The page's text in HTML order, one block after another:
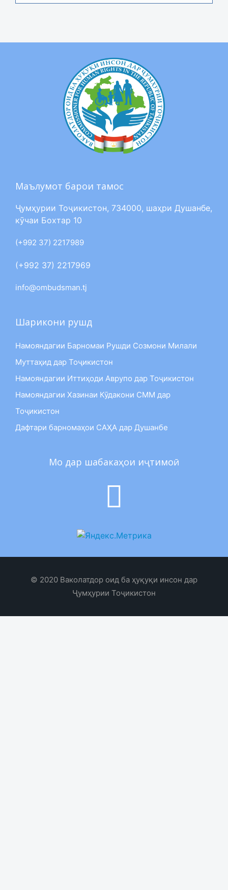
Маълумот барои тамос
Ҷумҳурии Тоҷикистон, 734000, шаҳри Душанбе,
кӯчаи Бохтар 10
(+992 37) 2217989
(+992 37) 2217969
info@ombudsman.tj
Шарикони рушд
Намояндагии Барномаи Рушди Созмони Милали
Муттаҳид дар Тоҷикистон
Намояндагии Иттиҳоди Аврупо дар Тоҷикистон
Намояндагии Хазинаи Кӯдакони СММ дар
Тоҷикистон
Дафтари барномаҳои САҲА дар Душанбе
Мо дар шабакаҳои иҷтимоӣ
© 2020 Ваколатдор оид ба ҳуқуқи инсон дар
Ҷумҳурии Тоҷикистон